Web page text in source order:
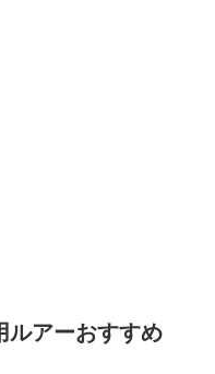
ルアーおすすめ